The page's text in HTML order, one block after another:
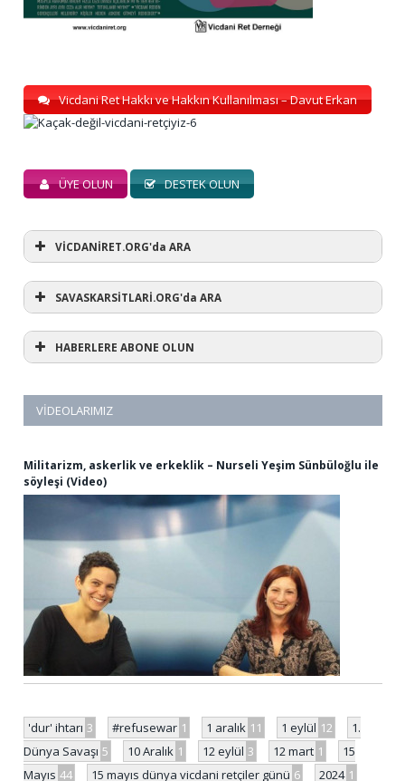
Vicdani Ret Hakkı ve Hakkın Kullanılması – Davut Erkan
ÜYE OLUN DESTEK OLUN
VİCDANİRET.ORG'da ARA
SAVASKARSİTLARİ.ORG'da ARA
HABERLERE ABONE OLUN
VIDEOLARIMIZ
Militarizm, askerlik ve erkeklik – Nurseli Yeşim Sünbüloğlu ile
söyleşi (Video)
'dur' ihtarı 3 #refusewar 1 1 aralık 11 1 eylül 12
1.
Dünya Savaşı 5 10 Aralık 1 12 eylül 3 12 mart 1
15
Mayıs 44 15 mayıs dünya vicdani retçiler günü 6 2024 1